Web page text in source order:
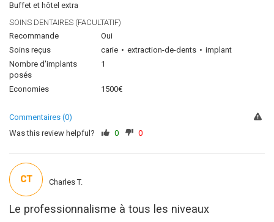
Buffet et hôtel extra
SOINS DENTAIRES (FACULTATIF)
Recommande
Oui
Soins reçus
carie extraction-de-dents
implant
Nombre d'implants
posés
1
Economies 1500€
Commentaires (0)
Was this review helpful?
0 0
Le professionnalisme à tous les niveaux
CT Charles T.